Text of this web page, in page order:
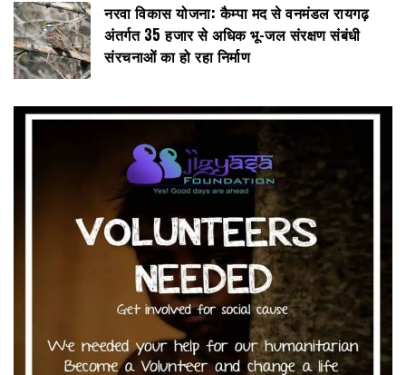
नरवा विकास योजना: कैम्पा मद से वनमंडल रायगढ़
अंतर्गत 35 हजार से अधिक भू-जल संरक्षण संबंधी
संरचनाओं का हो रहा निर्माण